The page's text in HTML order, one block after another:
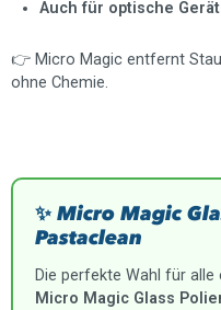
Auch für optische
👉 Micro Magic entfernt
ohne Chemie.
✨ Micro Magic
Pastaclean
Die perfekte Wahl für alle
Micro Magic Glass